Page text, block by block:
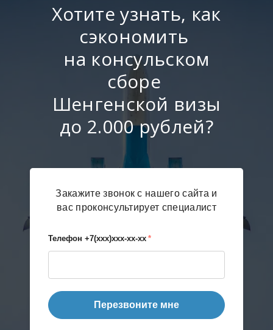
Хотите узнать, как
сэкономить
на консульском
сборе
Шенгенской визы
до 2.000 рублей?
Закажите звонок с нашего сайта и
вас проконсультирует специалист
Телефон +7(xxx)xxx-xx-xx *
Перезвоните мне